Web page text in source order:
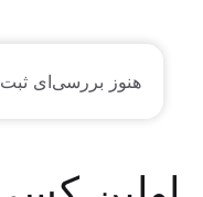
بررسی‌ای ثبت نشده